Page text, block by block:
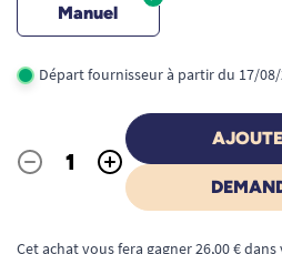
Manuel
Départ fournisseur à partir du 17/
Quantité
- +
Cet achat vous fera gagner 26,00 €